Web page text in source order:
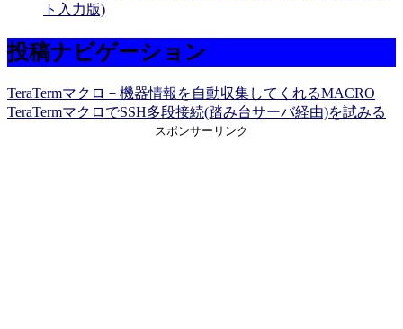
ト入力版)
投稿ナビゲーション
TeraTermマクロ－機器情報を自動収集してくれるMACRO
TeraTermマクロでSSH多段接続(踏み台サーバ経由)を試みる
スポンサーリンク